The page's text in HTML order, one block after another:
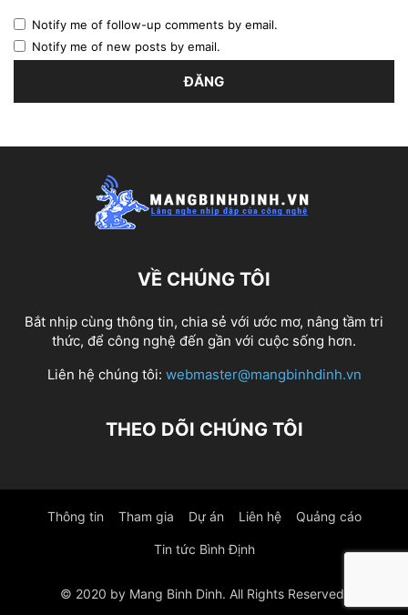
Notify me of follow-up comments by email.
Notify me of new posts by email.
VỀ CHÚNG TÔI
Bắt nhịp cùng thông tin, chia sẻ với ước mơ, nâng tầm tri
thức, để công nghệ đến gần với cuộc sống hơn.
Liên hệ chúng tôi: webmaster@mangbinhdinh.vn
THEO DÕI CHÚNG TÔI
Thông tin Tham gia Dự án Liên hệ Quảng cáo
Tin tức Bình Định
© 2020 by Mang Binh Dinh. All Rights Reserved.